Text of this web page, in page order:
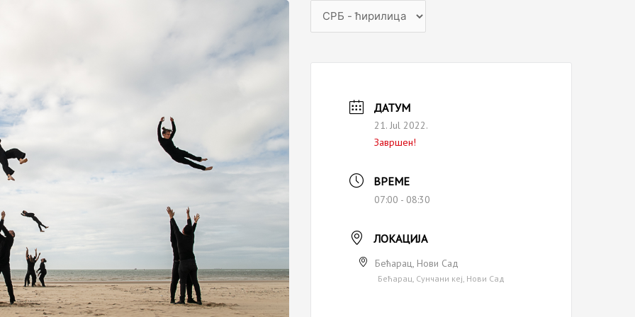
ДАТУМ
21. Jul 2022.
Завршен!
ВРЕМЕ
07:00 - 08:30
ЛОКАЦИЈА
Бећарац, Нови Сад
Бећарац, Сунчани кеј, Нови Сад